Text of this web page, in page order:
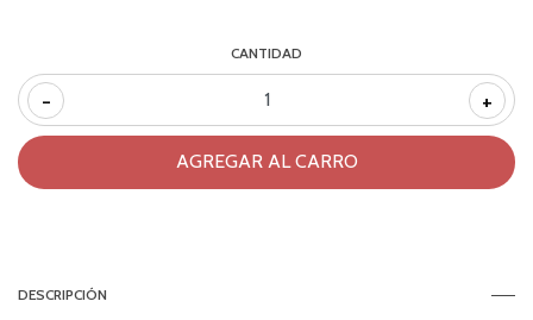
CANTIDAD
- +
DESCRIPCIÓN